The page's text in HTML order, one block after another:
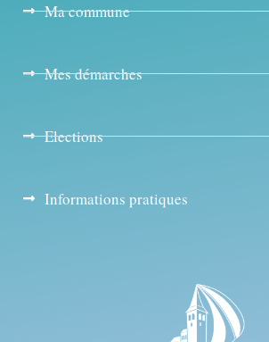
Ma commune
Mes démarches
Elections
Informations pratiques